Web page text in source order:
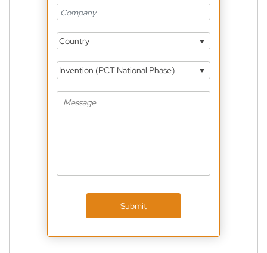
Country
Invention (PCT National Phase)
Submit